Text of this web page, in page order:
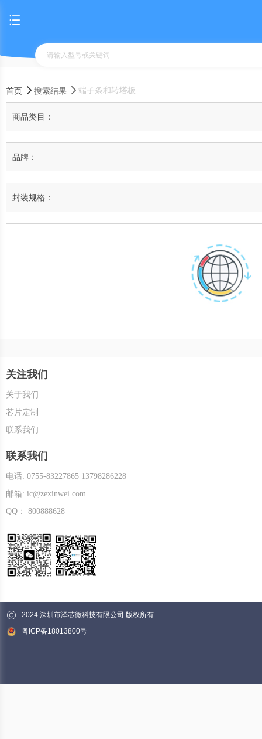
首页 搜索结果 端子条和转塔板
商品类目：
品牌：
封装规格：
关注我们
关于我们
芯片定制
联系我们
联系我们
电话: 0755-83227865 13798286228
邮箱: ic@zexinwei.com
QQ： 800888628
2024 深圳市泽芯微科技有限公司 版权所有
粤ICP备18013800号